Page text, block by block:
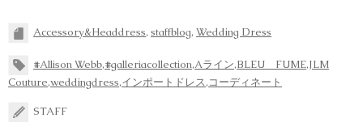
Accessory&Headdress, staffblog, Wedding Dress
#Allison Webb,#galleriacollection,Aライン,BLEU FUME,JLM
Couture,weddingdress,インポートドレス,コーディネート
STAFF